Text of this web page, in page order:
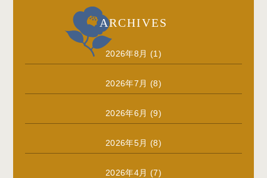
ARCHIVES
2026年8月 (1)
2026年7月 (8)
2026年6月 (9)
2026年5月 (8)
2026年4月 (7)